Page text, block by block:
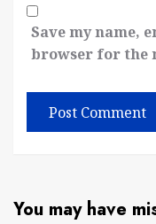
Save my name,
browser for the
You may have